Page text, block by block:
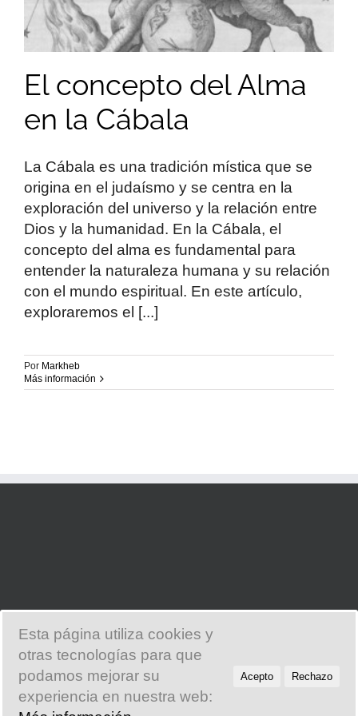
El concepto del Alma
en la Cábala
La Cábala es una tradición mística que se
origina en el judaísmo y se centra en la
exploración del universo y la relación entre
Dios y la humanidad. En la Cábala, el
concepto del alma es fundamental para
entender la naturaleza humana y su relación
con el mundo espiritual. En este artículo,
exploraremos el [...]
Por Markheb
Más información
© Copyright 2014 -
Reserved
Esta página utiliza cookies y
otras tecnologías para que
podamos mejorar su
experiencia en nuestra web:
Acepto Rechazo